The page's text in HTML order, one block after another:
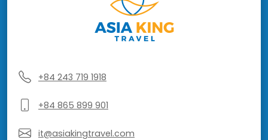
+84 243 719 1918
+84 865 899 901
it@asiakingtravel.com